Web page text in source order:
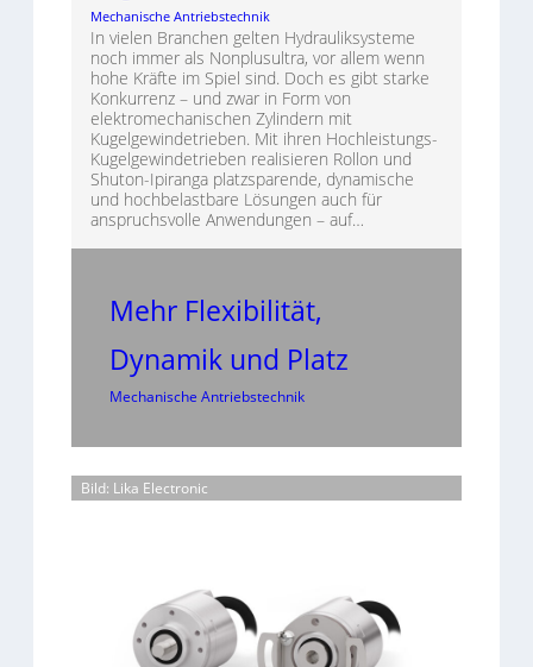
Mechanische Antriebstechnik
In vielen Branchen gelten Hydrauliksysteme
noch immer als Nonplusultra, vor allem wenn
hohe Kräfte im Spiel sind. Doch es gibt starke
Konkurrenz – und zwar in Form von
elektromechanischen Zylindern mit
Kugelgewindetrieben. Mit ihren Hochleistungs-
Kugelgewindetrieben realisieren Rollon und
Shuton-Ipiranga platzsparende, dynamische
und hochbelastbare Lösungen auch für
anspruchsvolle Anwendungen – auf…
Mehr Flexibilität,
Dynamik und Platz
Mechanische Antriebstechnik
Bild: Lika Electronic